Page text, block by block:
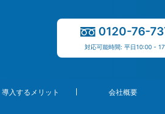
0120-76-
対応可能時間: 平日10:00 -
導入するメリット 会社概要